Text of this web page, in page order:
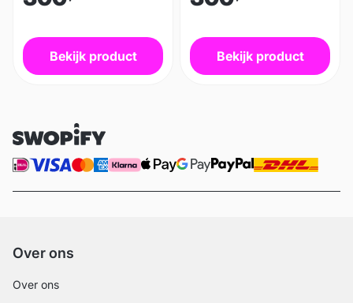
Bekijk product Bekijk product
Over ons
Over ons